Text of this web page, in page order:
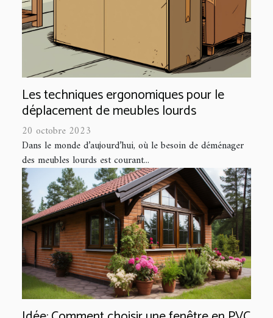
Les techniques ergonomiques pour le
déplacement de meubles lourds
20 octobre 2023
Dans le monde d’aujourd’hui, où le besoin de déménager
des meubles lourds est courant...